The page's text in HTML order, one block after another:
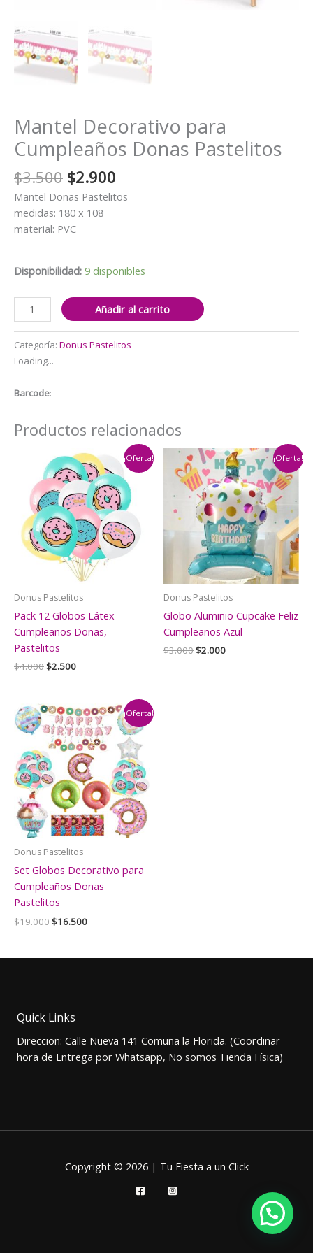
Mantel Decorativo para
Cumpleaños Donas Pastelitos
$3.500 El
precio
original
era:
$2.900
precio
Mantel Donas Pastelitos
medidas: 180 x 108
material: PVC
Disponibilidad: 9 disponibles
Mantel
Decorativo
para
Cumpleaños
Donas
cantidad
Añadir al carrito
Categoría: Donus Pastelitos
Loading...
Barcode:
Productos relacionados
¡Oferta!
Donus Pastelitos
Pack 12 Globos Látex
Cumpleaños Donas,
Pastelitos
$4.000El
$4.000.
$2.500El
$2.500.
¡Oferta!
Donus Pastelitos
Globo Aluminio Cupcake Feliz
Cumpleaños Azul
$3.000El
$2.000El
¡Oferta!
Donus Pastelitos
Set Globos Decorativo para
Cumpleaños Donas
Pastelitos
$19.000El
era:
$16.500El
es:
Quick Links
Direccion: Calle Nueva 141 Comuna la Florida. (Coordinar
hora de Entrega por Whatsapp, No somos Tienda Física)
Copyright © 2026 | Tu Fiesta a un Click